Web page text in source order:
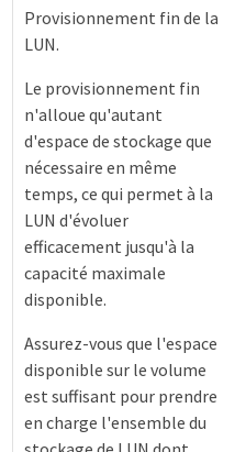
Provisionnement fin de la
LUN.
Le provisionnement fin
n'alloue qu'autant
d'espace de stockage que
nécessaire en même
temps, ce qui permet à la
LUN d'évoluer
efficacement jusqu'à la
capacité maximale
disponible.
Assurez-vous que l'espace
disponible sur le volume
est suffisant pour prendre
en charge l'ensemble du